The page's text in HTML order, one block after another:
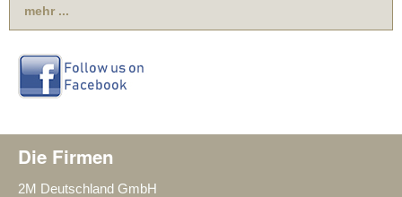
mehr ...
Die Firmen
2M Deutschland GmbH